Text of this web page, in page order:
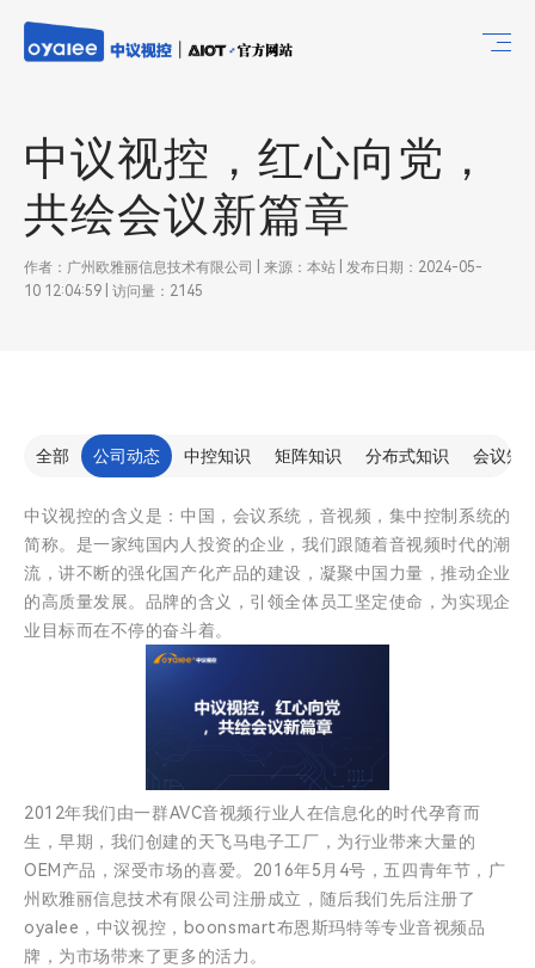
中议视控，红心向党，
共绘会议新篇章
作者：广州欧雅丽信息技术有限公司 | 来源：本站 | 发布日期：2024-05-
10 12:04:59 | 访问量：2145
全部 公司动态 中控知识 矩阵知识 分布式知识 会议知
中议视控的含义是：中国，会议系统，音视频，集中控制系统的
简称。是一家纯国内人投资的企业，我们跟随着音视频时代的潮
流，讲不断的强化国产化产品的建设，凝聚中国力量，推动企业
的高质量发展。品牌的含义，引领全体员工坚定使命，为实现企
业目标而在不停的奋斗着。
2012年我们由一群AVC音视频行业人在信息化的时代孕育而
生，早期，我们创建的天飞马电子工厂，为行业带来大量的
OEM产品，深受市场的喜爱。2016年5月4号，五四青年节，广
州欧雅丽信息技术有限公司注册成立，随后我们先后注册了
oyalee，中议视控，boonsmart布恩斯玛特等专业音视频品
牌，为市场带来了更多的活力。